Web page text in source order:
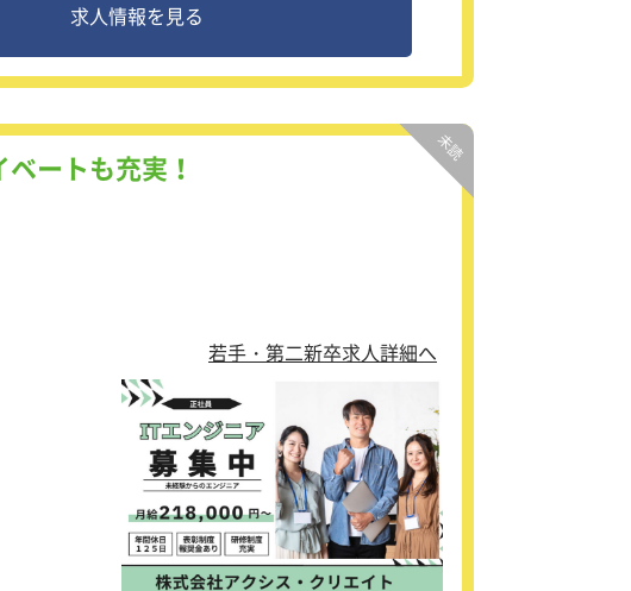
ク等を行っ
求人情報を見る
ートも充実！
若手・第二新卒求人詳細へ